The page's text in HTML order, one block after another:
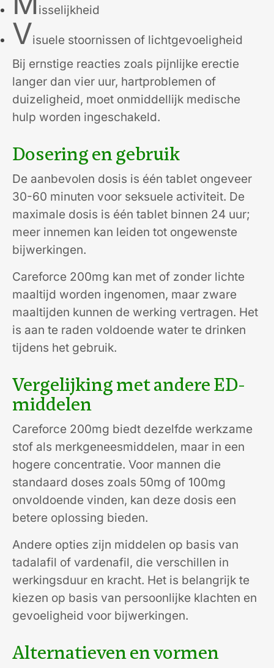
isselijkheid
Visuele stoornissen of lichtgevoeligheid
Bij ernstige reacties zoals pijnlijke erectie
langer dan vier uur, hartproblemen of
duizeligheid, moet onmiddellijk medische
hulp worden ingeschakeld.
Dosering en gebruik
De aanbevolen dosis is één tablet ongeveer
30-60 minuten voor seksuele activiteit. De
maximale dosis is één tablet binnen 24 uur;
meer innemen kan leiden tot ongewenste
bijwerkingen.
Careforce 200mg kan met of zonder lichte
maaltijd worden ingenomen, maar zware
maaltijden kunnen de werking vertragen. Het
is aan te raden voldoende water te drinken
tijdens het gebruik.
Vergelijking met andere ED-
middelen
Careforce 200mg biedt dezelfde werkzame
stof als merkgeneesmiddelen, maar in een
hogere concentratie. Voor mannen die
standaard doses zoals 50mg of 100mg
onvoldoende vinden, kan deze dosis een
betere oplossing bieden.
Andere opties zijn middelen op basis van
tadalafil of vardenafil, die verschillen in
werkingsduur en kracht. Het is belangrijk te
kiezen op basis van persoonlijke klachten en
gevoeligheid voor bijwerkingen.
Alternatieven en vormen